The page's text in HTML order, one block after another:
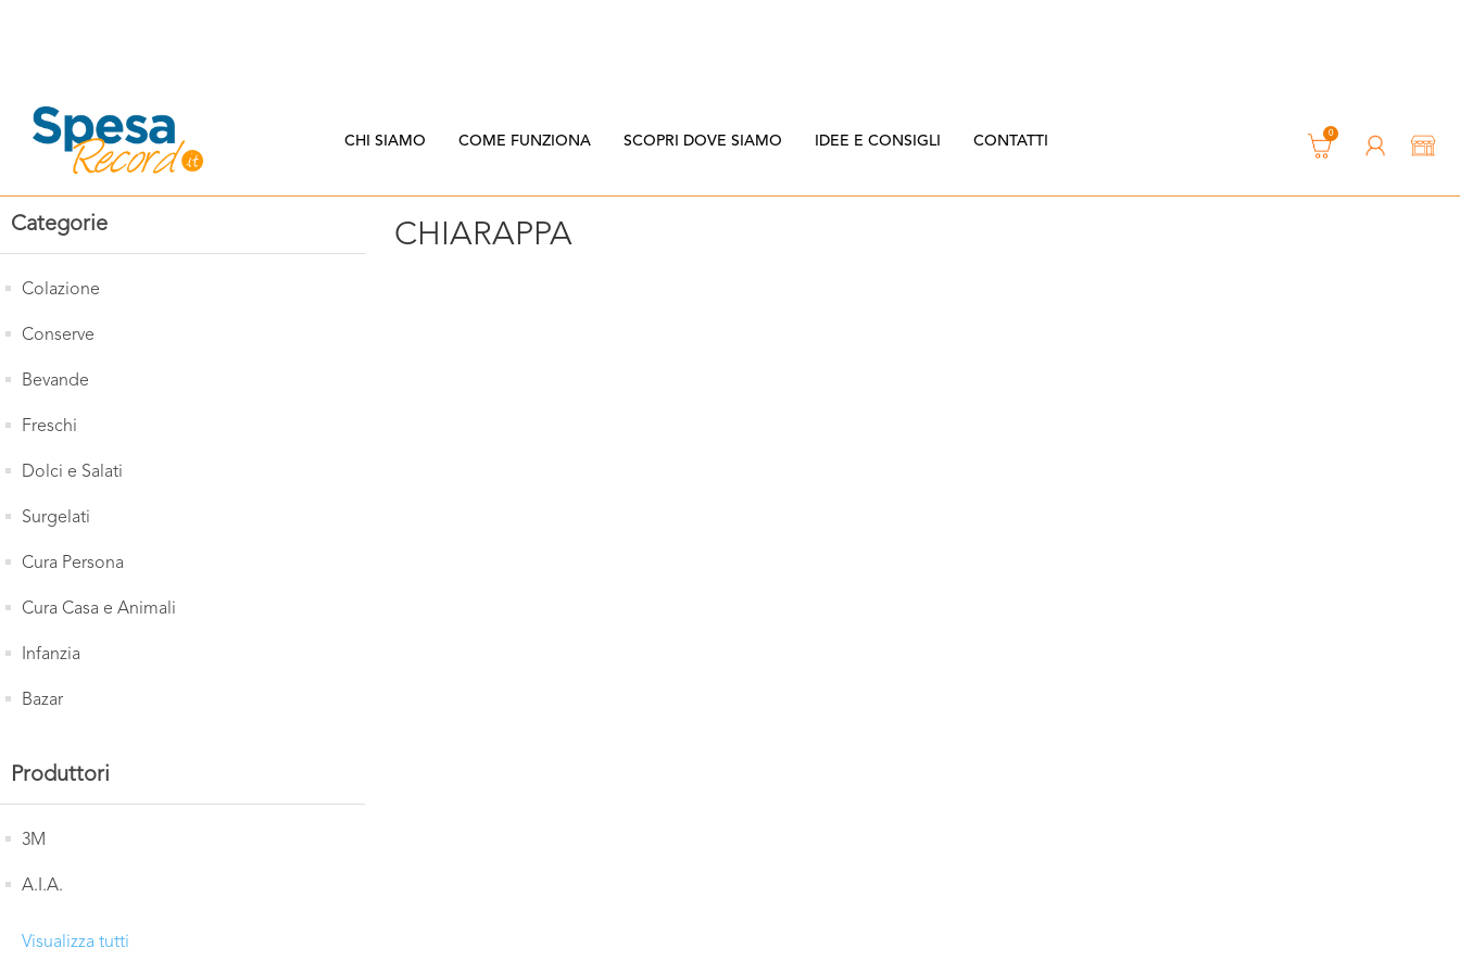
CHI SIAMO COME FUNZIONA SCOPRI DOVE SIAMO IDEE E CONSIGLI CONTATTI 0
Categorie
Colazione
Conserve
Bevande
Freschi
Dolci e Salati
Surgelati
Cura Persona
Cura Casa e Animali
Infanzia
Bazar
Produttori
3M
A.I.A.
Visualizza tutti
CHIARAPPA